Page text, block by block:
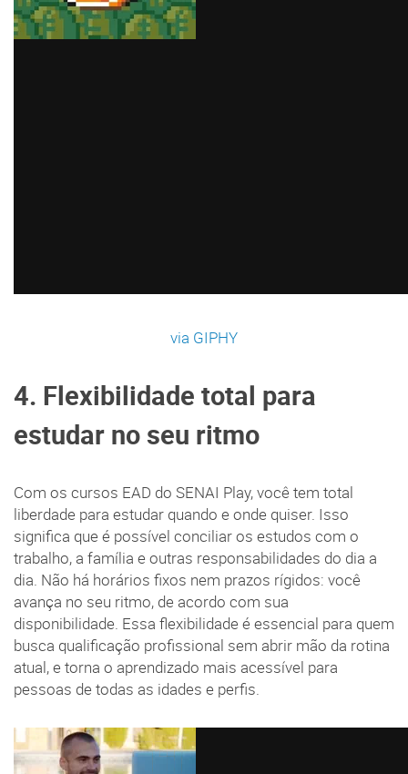
via GIPHY
4. Flexibilidade total para
estudar no seu ritmo
Com os cursos EAD do SENAI Play, você tem total
liberdade para estudar quando e onde quiser. Isso
significa que é possível conciliar os estudos com o
trabalho, a família e outras responsabilidades do dia a
dia. Não há horários fixos nem prazos rígidos: você
avança no seu ritmo, de acordo com sua
disponibilidade. Essa flexibilidade é essencial para quem
busca qualificação profissional sem abrir mão da rotina
atual, e torna o aprendizado mais acessível para
pessoas de todas as idades e perfis.